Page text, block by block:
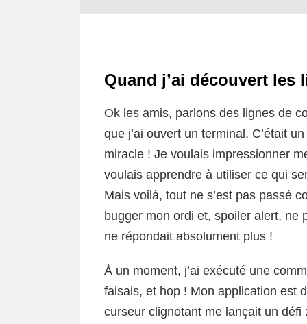
Quand j’ai découvert les
Ok les amis, parlons des lignes de
que j’ai ouvert un terminal. C’était
miracle ! Je voulais impressionner
voulais apprendre à utiliser ce qui
Mais voilà, tout ne s’est pas passé
bugger mon ordi et, spoiler alert, ne
ne répondait absolument plus !
À un moment, j’ai exécuté une
faisais, et hop ! Mon application est
curseur clignotant me lançait un défi